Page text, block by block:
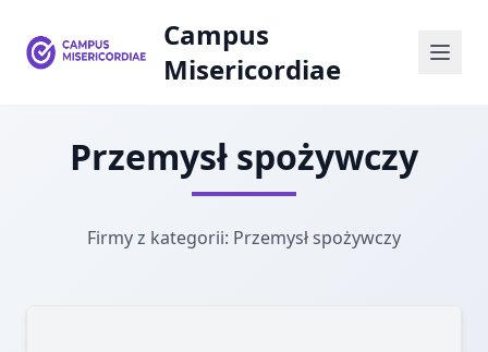
Campus
Misericordiae
Przemysł spożywczy
Firmy z kategorii: Przemysł spożywczy